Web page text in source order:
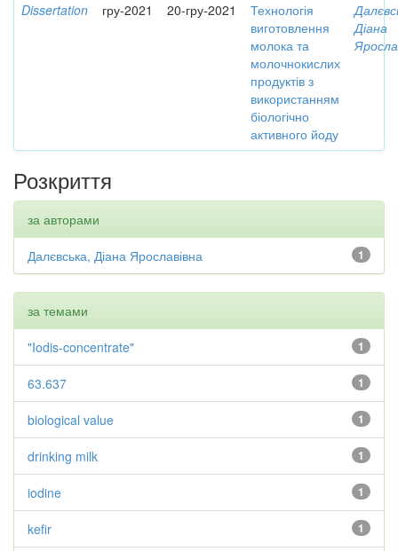
Dissertation гру-2021 20-гру-2021
Технологія
виготовлення
молока та
молочнокислих
продуктів з
використанням
біологічно
активного йоду
Діана
Розкриття
за авторами
1
Далєвська, Діана Ярославівна
за темами
1
"Iodis-concentrate"
1
63.637
1
biological value
1
drinking milk
1
iodine
1
kefir